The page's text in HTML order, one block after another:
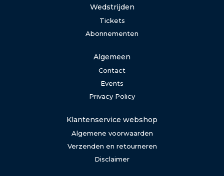
Wedstrijden
Tickets
Abonnementen
Algemeen
Contact
Events
Privacy Policy
Klantenservice webshop
Algemene voorwaarden
Verzenden en retourneren
Disclaimer